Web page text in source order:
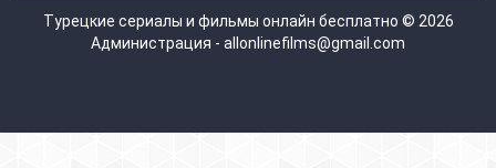
Турецкие сериалы и фильмы онлайн бесплатно © 2026
Администрация - allonlinefilms@gmail.com